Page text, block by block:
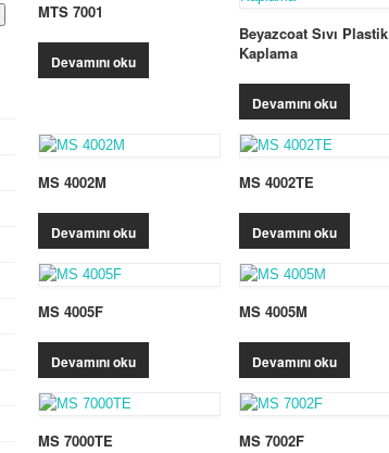
MTS 7001
Devamını oku
Beyazcoat Sıvı Plastik
Kaplama
Devamını oku
MS 4002M
Devamını oku
MS 4002TE
Devamını oku
MS 4005F
Devamını oku
MS 4005M
Devamını oku
MS 7000TE MS 7002F